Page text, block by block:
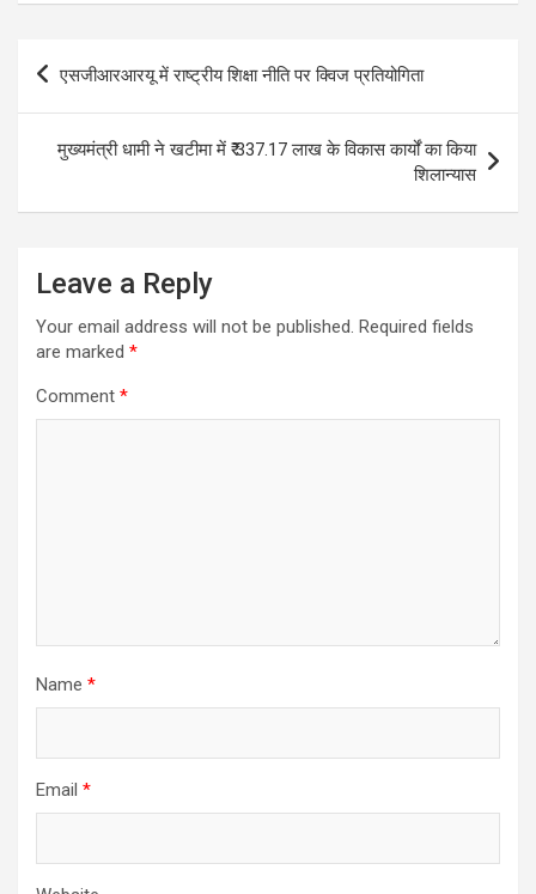
Post
navigation
एसजीआरआरयू में राष्ट्रीय शिक्षा नीति पर क्विज प्रतियोगिता
मुख्यमंत्री धामी ने खटीमा में ₹ 337.17 लाख के विकास कार्यों का किया
शिलान्यास
Leave a Reply
Your email address will not be published. Required fields
are marked *
Comment *
Name *
Email *